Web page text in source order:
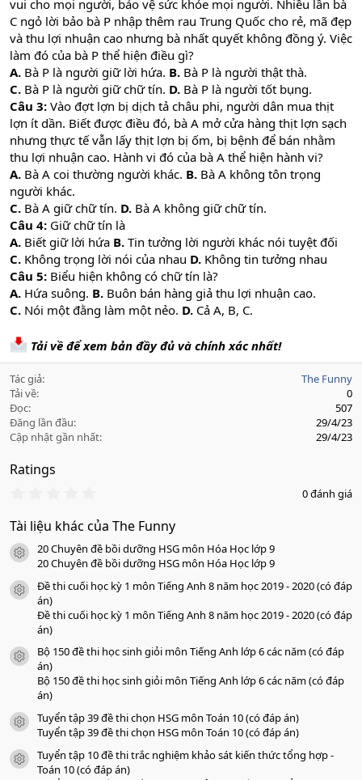
vui cho mọi người, bảo vệ sức khỏe mọi người. Nhiều lần bà
C ngỏ lời bảo bà P nhập thêm rau Trung Quốc cho rẻ, mã đẹp
và thu lợi nhuận cao nhưng bà nhất quyết không đồng ý. Việc
làm đó của bà P thể hiện điều gì?
A. Bà P là người giữ lời hứa. B. Bà P là người thật thà.
C. Bà P là người giữ chữ tín. D. Bà P là người tốt bụng.
Câu 3: Vào đợt lợn bị dịch tả châu phi, người dân mua thịt
lợn ít dần. Biết được điều đó, bà A mở cửa hàng thịt lợn sạch
nhưng thực tế vẫn lấy thịt lợn bị ốm, bị bệnh để bán nhằm
thu lợi nhuận cao. Hành vi đó của bà A thể hiện hành vi?
A. Bà A coi thường người khác. B. Bà A không tôn trọng
người khác.
C. Bà A giữ chữ tín. D. Bà A không giữ chữ tín.
Câu 4: Giữ chữ tín là
A. Biết giữ lời hứa B. Tin tưởng lời người khác nói tuyệt đối
C. Không trọng lời nói của nhau D. Không tin tưởng nhau
Câu 5: Biểu hiện không có chữ tín là?
A. Hứa suông. B. Buôn bán hàng giả thu lợi nhuận cao.
C. Nói một đằng làm một nẻo. D. Cả A, B, C.
Tải về để xem bản đầy đủ và chính xác nhất!
Tác giả
The Funny
Tải về
0
Đọc
507
Đăng lần đầu
29/4/23
Cập nhật gần nhất
29/4/23
Ratings
0
0
s
a
o
0 đánh giá
Tài liệu khác của The Funny
icon tài liệu
20 Chuyên đề bồi dưỡng HSG môn Hóa Học lớp 9
20 Chuyên đề bồi dưỡng HSG môn Hóa Học lớp 9
icon tài liệu
Đề thi cuối học kỳ 1 môn Tiếng Anh 8 năm học 2019 - 2020 (có đáp
án)
Đề thi cuối học kỳ 1 môn Tiếng Anh 8 năm học 2019 - 2020 (có đáp
án)
icon tài liệu
Bộ 150 đề thi học sinh giỏi môn Tiếng Anh lớp 6 các năm (có đáp
án)
Bộ 150 đề thi học sinh giỏi môn Tiếng Anh lớp 6 các năm (có đáp
án)
icon tài liệu
Tuyển tập 39 đề thi chọn HSG môn Toán 10 (có đáp án)
Tuyển tập 39 đề thi chọn HSG môn Toán 10 (có đáp án)
icon tài liệu
Tuyển tập 10 đề thi trắc nghiệm khảo sát kiến thức tổng hợp -
Toán 10 (có đáp án)